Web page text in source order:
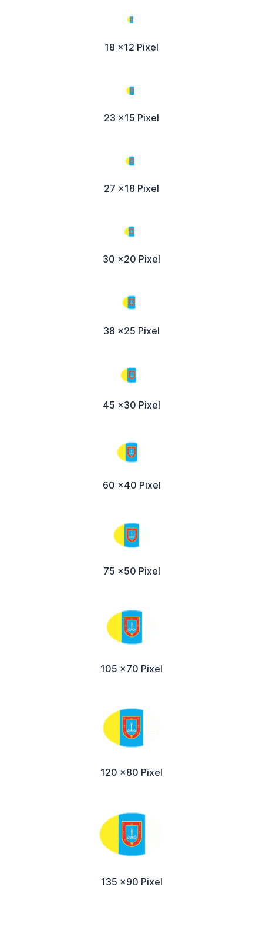
18 x12 Pixel
23 x15 Pixel
27 x18 Pixel
30 x20 Pixel
38 x25 Pixel
45 x30 Pixel
60 x40 Pixel
75 x50 Pixel
105 x70 Pixel
120 x80 Pixel
135 x90 Pixel